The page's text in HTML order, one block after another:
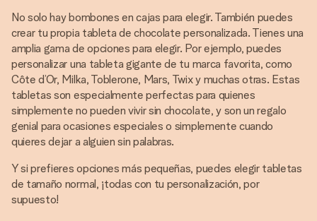
No solo hay bombones en cajas para elegir. También puedes
crear tu propia tableta de chocolate personalizada. Tienes una
amplia gama de opciones para elegir. Por ejemplo, puedes
personalizar una tableta gigante de tu marca favorita, como
Côte d’Or, Milka, Toblerone, Mars, Twix y muchas otras. Estas
tabletas son especialmente perfectas para quienes
simplemente no pueden vivir sin chocolate, y son un regalo
genial para ocasiones especiales o simplemente cuando
quieres dejar a alguien sin palabras.
Y si prefieres opciones más pequeñas, puedes elegir tabletas
de tamaño normal, ¡todas con tu personalización, por
supuesto!